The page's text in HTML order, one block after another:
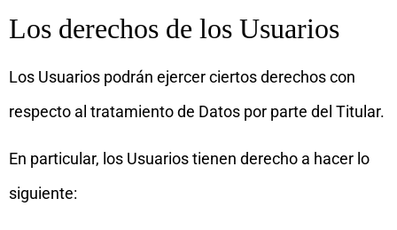
Los derechos de los Usuarios
Los Usuarios podrán ejercer ciertos derechos con
respecto al tratamiento de Datos por parte del Titular.
En particular, los Usuarios tienen derecho a hacer lo
siguiente: